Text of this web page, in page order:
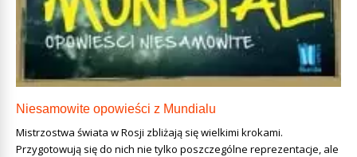
Niesamowite opowieści z Mundialu
Mistrzostwa świata w Rosji zbliżają się wielkimi krokami.
Przygotowują się do nich nie tylko poszczególne reprezentacje, ale